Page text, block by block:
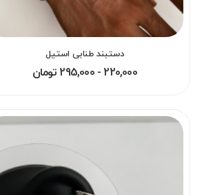
دستبند طنابی استیل
220,000 - 295,000 تومان